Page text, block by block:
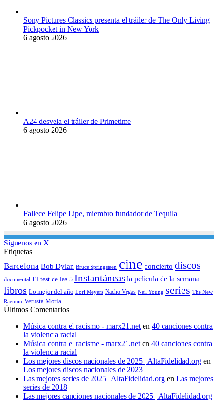
Sony Pictures Classics presenta el tráiler de The Only Living
Pickpocket in New York
6 agosto 2026
A24 desvela el tráiler de Primetime
6 agosto 2026
Fallece Felipe Lipe, miembro fundador de Tequila
6 agosto 2026
Síguenos en X
Etiquetas
Barcelona Bob Dylan Bruce Springsteen cine concierto discos
documental El test de las 5 Instantáneas la pelicula de la semana
libros Lo mejor del año Lori Meyers Nacho Vegas Neil Young series The New
Raemon Vetusta Morla
Últimos Comentarios
Música contra el racismo - marx21.neten 40 canciones contra
la violencia racial
Música contra el racisme - marx21.neten 40 canciones contra
la violencia racial
Los mejores discos nacionales de 2025 | AltaFidelidad.org en
Los mejores discos nacionales de 2023
Las mejores series de 2025 | AltaFidelidad.org en Las mejores
series de 2018
Las mejores canciones nacionales de 2025 | AltaFidelidad.org